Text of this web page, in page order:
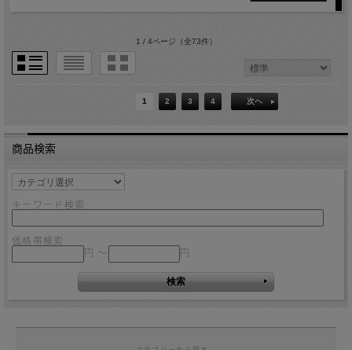
1 / 4ページ（全73件）
1 2 3 4 次へ
商品検索
キーワード検索
価格帯検索
円 ～
円